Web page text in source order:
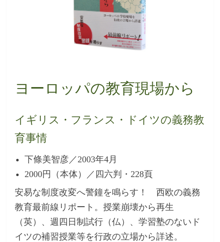
ヨーロッパの教育現場から
イギリス・フランス・ドイツの義務教
育事情
下條美智彦／2003年4月
2000円（本体）／四六判・228頁
安易な制度改変へ警鐘を鳴らす！ 西欧の義務
教育最前線リポート。授業崩壊から再生
（英）、週四日制試行（仏）、学習塾のないド
イツの補習授業等を行政の立場から詳述。